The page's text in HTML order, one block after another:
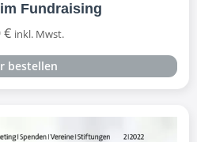
Fundraising
€ inkl. Mwst.
bestellen